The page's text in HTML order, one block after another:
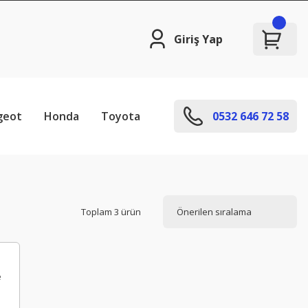
Giriş Yap
Honda Toyota 0532 646 72 58
Toplam 3 ürün